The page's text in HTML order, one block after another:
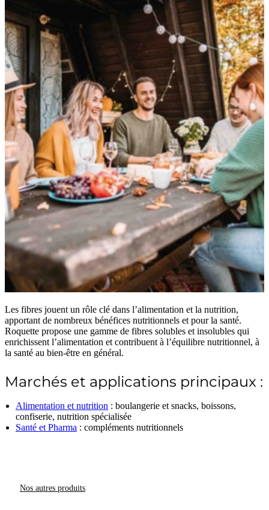
Les fibres jouent un rôle clé dans l’alimentation et la nutrition,
apportant de nombreux bénéfices nutritionnels et pour la santé.
Roquette propose une gamme de fibres solubles et insolubles qui
enrichissent l’alimentation et contribuent à l’équilibre nutritionnel, à
la santé au bien-être en général.
Marchés et applications principaux :
Alimentation et nutrition : boulangerie et snacks, boissons,
confiserie, nutrition spécialisée
Santé et Pharma : compléments nutritionnels
Nos autres produits